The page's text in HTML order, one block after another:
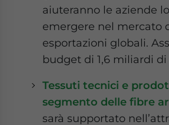
aiuteranno le aziende
emergere nel mercato
esportazioni globali.
budget di 1,6 miliardi di
Tessuti tecnici e
segmento delle fibre
sarà supportato